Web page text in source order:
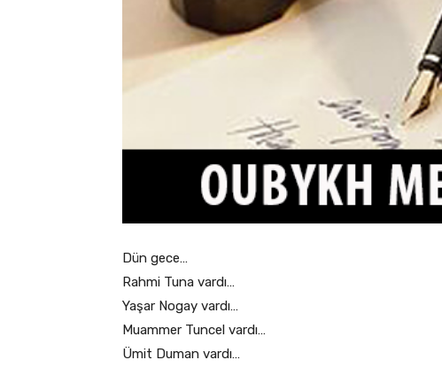
Dün gece…
Rahmi Tuna vardı…
Yaşar Nogay vardı…
Muammer Tuncel vardı…
Ümit Duman vardı…